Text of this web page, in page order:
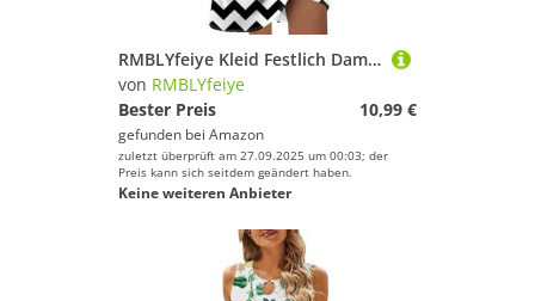
RMBLYfeiye Kleid Festlich Damen Sommer Sommerkleider Kleider Bunte Blaues Just Fashion Now Maxi
von RMBLYfeiye
Bester Preis
10,99 €
gefunden bei Amazon
zuletzt überprüft am 27.09.2025 um 00:03; der
Preis kann sich seitdem geändert haben.
Keine weiteren Anbieter